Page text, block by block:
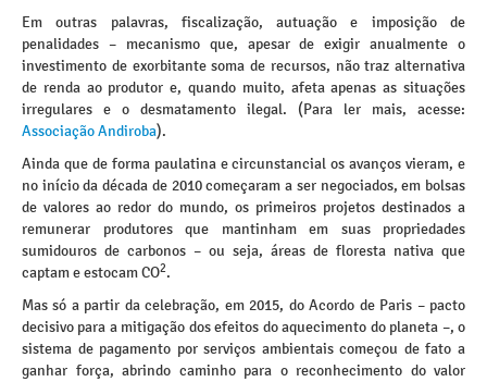
Em outras palavras, fiscalização, autuação e imposição de
penalidades – mecanismo que, apesar de exigir anualmente o
investimento de exorbitante soma de recursos, não traz alternativa
de renda ao produtor e, quando muito, afeta apenas as situações
irregulares e o desmatamento ilegal. (Para ler mais, acesse:
Associação Andiroba).
Ainda que de forma paulatina e circunstancial os avanços vieram, e
no início da década de 2010 começaram a ser negociados, em bolsas
de valores ao redor do mundo, os primeiros projetos destinados a
remunerar produtores que mantinham em suas propriedades
sumidouros de carbonos – ou seja, áreas de floresta nativa que
captam e estocam CO2.
Mas só a partir da celebração, em 2015, do Acordo de Paris – pacto
decisivo para a mitigação dos efeitos do aquecimento do planeta –, o
sistema de pagamento por serviços ambientais começou de fato a
ganhar força, abrindo caminho para o reconhecimento do valor